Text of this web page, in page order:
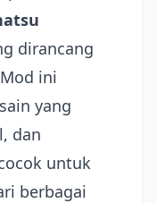
dirancang
ini
yang
dan
untuk
berbagai